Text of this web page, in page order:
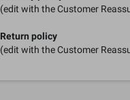
(edit with the Customer
Return policy
(edit with the Customer